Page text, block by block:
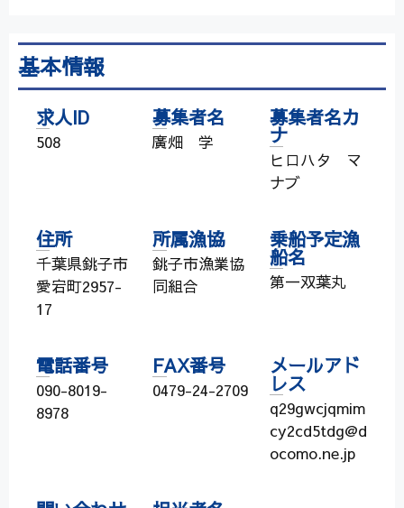
基本情報
求人ID
508
募集者名
廣畑 学
募集者名カ
ナ
ヒロハタ マ
ナブ
住所
千葉県銚子市
愛宕町2957-
17
所属漁協
銚子市漁業協
同組合
乗船予定漁
船名
第一双葉丸
電話番号
090-8019-
8978
FAX番号
0479-24-2709
メールアド
レス
q29gwcjqmim
cy2cd5tdg@d
ocomo.ne.jp